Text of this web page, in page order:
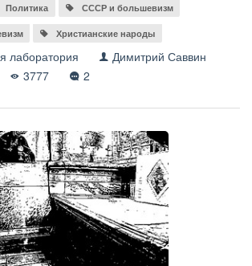
Политика СССР и большевизм
Христианские народы
лаборатория
Димитрий Саввин
3777 2